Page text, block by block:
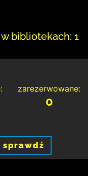
bibliotekach: 1
zarezerwowane:
0
sprawdź